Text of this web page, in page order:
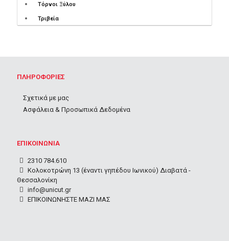
Τόρνοι Ξύλου
Τριβεία
ΠΛΗΡΟΦΟΡΙΕΣ
Σχετικά με μας
Ασφάλεια & Προσωπικά Δεδομένα
ΕΠΙΚΟΙΝΩΝΙΑ
2310 784.610
Κολοκοτρώνη 13 (έναντι γηπέδου Ιωνικού) Διαβατά -
Θεσσαλονίκη
info@unicut.gr
ΕΠΙΚΟΙΝΩΝΗΣΤΕ ΜΑΖΙ ΜΑΣ